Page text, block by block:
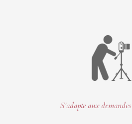
S'adapte aux demandes